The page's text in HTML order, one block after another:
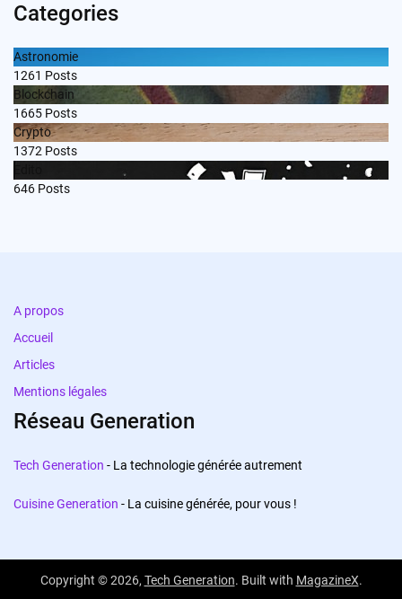
Categories
Astronomie
1261 Posts
Blockchain
1665 Posts
Crypto
1372 Posts
646 Posts
A propos
Accueil
Articles
Mentions légales
Réseau Generation
Tech Generation - La technologie générée autrement
Cuisine Generation - La cuisine générée, pour vous !
Copyright © 2026, Tech Generation. Built with MagazineX.